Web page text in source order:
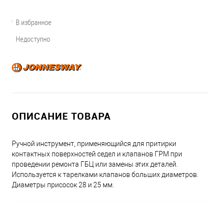
В избранное
Недоступно
ОПИСАНИЕ ТОВАРА
Ручной инструмент, применяющийся для притирки
контактных поверхностей седел и клапанов ГРМ при
проведении ремонта ГБЦ или замены этих деталей.
Используется к тарелками клапанов больших диаметров.
Диаметры присосок 28 и 25 мм.